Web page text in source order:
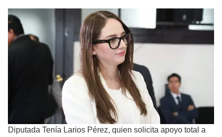
Diputada Tenía Larios Pérez, quien solicita apoyo total a